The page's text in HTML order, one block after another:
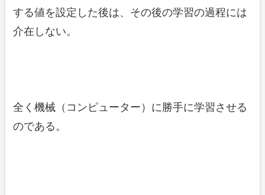
する値を設定した後は、その後の学習の過程には
介在しない。
全く機械（コンピューター）に勝手に学習させる
のである。